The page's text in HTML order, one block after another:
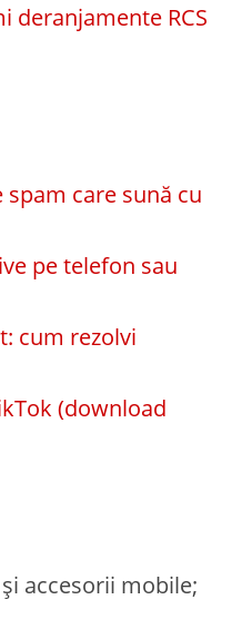
deranjamente RCS
spam care sună cu
pe telefon sau
cum rezolvi
(download
accesorii mobile;